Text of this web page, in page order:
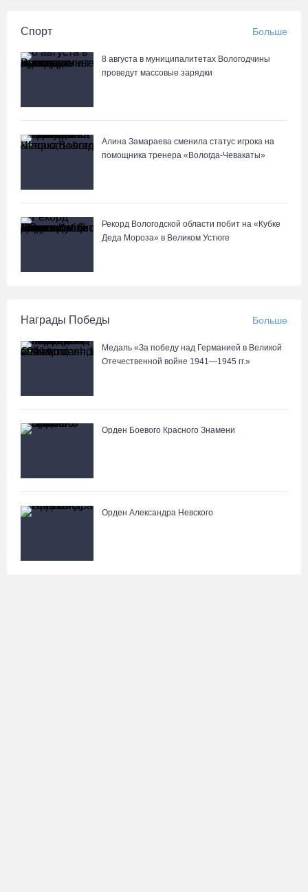
Спорт Больше
8 августа в муниципалитетах Вологодчины
проведут массовые зарядки
Алина Замараева сменила статус игрока на
помощника тренера «Вологда-Чевакаты»
Рекорд Вологодской области побит на «Кубке
Деда Мороза» в Великом Устюге
Награды Победы Больше
Медаль «За победу над Германией в Великой
Отечественной войне 1941—1945 гг.»
Орден Боевого Красного Знамени
Орден Александра Невского